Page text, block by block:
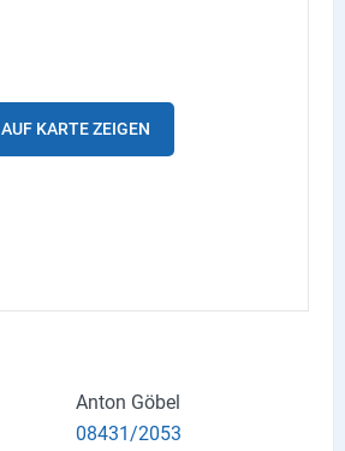
AUF KARTE ZEIGEN
Anton Göbel
08431/2053